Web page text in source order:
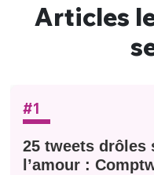
Articles
#1
25 tweets drôles
l’amour :